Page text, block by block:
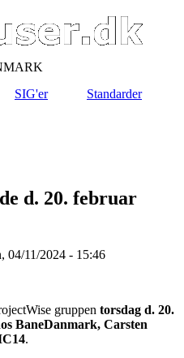
SIG'er
Standarder
d. 20. februar
04/11/2024 - 15:46
gruppen torsdag d. 20.
BaneDanmark, Carsten
.